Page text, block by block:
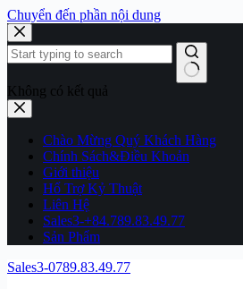
Chuyển đến phần nội dung
Không có kết quả
Chào Mừng Quý Khách Hàng
Chính Sách&Điều Khoản
Giới thiệu
Hổ Trợ Kỷ Thuật
Liên Hệ
Sales3-+84.789.83.49.77
Sản Phẩm
Sales3-0789.83.49.77